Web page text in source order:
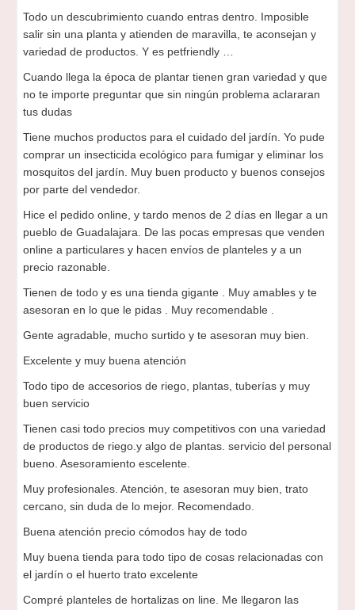
Todo un descubrimiento cuando entras dentro. Imposible
salir sin una planta y atienden de maravilla, te aconsejan y
variedad de productos. Y es petfriendly …
Cuando llega la época de plantar tienen gran variedad y que
no te importe preguntar que sin ningún problema aclararan
tus dudas
Tiene muchos productos para el cuidado del jardín. Yo pude
comprar un insecticida ecológico para fumigar y eliminar los
mosquitos del jardín. Muy buen producto y buenos consejos
por parte del vendedor.
Hice el pedido online, y tardo menos de 2 días en llegar a un
pueblo de Guadalajara. De las pocas empresas que venden
online a particulares y hacen envíos de planteles y a un
precio razonable.
Tienen de todo y es una tienda gigante . Muy amables y te
asesoran en lo que le pidas . Muy recomendable .
Gente agradable, mucho surtido y te asesoran muy bien.
Excelente y muy buena atención
Todo tipo de accesorios de riego, plantas, tuberías y muy
buen servicio
Tienen casi todo precios muy competitivos con una variedad
de productos de riego.y algo de plantas. servicio del personal
bueno. Asesoramiento escelente.
Muy profesionales. Atención, te asesoran muy bien, trato
cercano, sin duda de lo mejor. Recomendado.
Buena atención precio cómodos hay de todo
Muy buena tienda para todo tipo de cosas relacionadas con
el jardín o el huerto trato excelente
Compré planteles de hortalizas on line. Me llegaron las